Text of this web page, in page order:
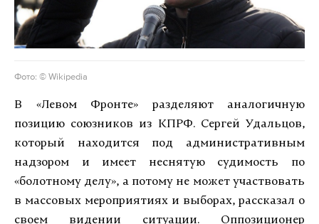
Фото: © Wikipedia
В «Левом Фронте» разделяют аналогичную
позицию союзников из КПРФ. Сергей Удальцов,
который находится под административным
надзором и имеет неснятую судимость по
«болотному делу», а потому не может участвовать
в массовых мероприятиях и выборах, рассказал о
своем видении ситуации. Оппозиционер